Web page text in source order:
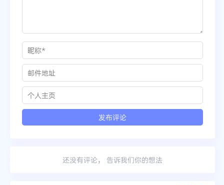
还没有评论， 告诉我们你的想法